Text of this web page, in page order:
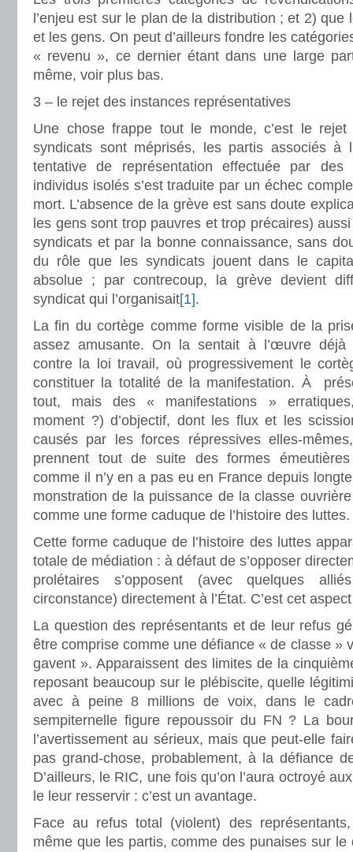
l’enjeu est sur le plan de la distribution ; et 2) que
et les gens. On peut d’ailleurs fondre les
« revenu », ce dernier étant dans une large
même, voir plus bas.
3 – le rejet des instances représentatives
Une chose frappe tout le monde, c’est le rejet
syndicats sont méprisés, les partis associés à
tentative de représentation effectuée par
individus isolés s’est traduite par un échec
mort. L’absence de la grève est sans doute
les gens sont trop pauvres et trop précaires)
syndicats et par la bonne connaissance, sans
du rôle que les syndicats jouent dans le
absolue ; par contrecoup, la grève devient
syndicat qui l’organisait[1].
La fin du cortège comme forme visible de la
assez amusante. On la sentait à l’œuvre déjà
contre la loi travail, où progressivement le
constituer la totalité de la manifestation. À
tout, mais des « manifestations »
moment ?) d’objectif, dont les flux et les
causés par les forces répressives elles-
prennent tout de suite des formes émeutières
comme il n’y en a pas eu en France depuis
monstration de la puissance de la classe
comme une forme caduque de l’histoire des luttes.
Cette forme caduque de l’histoire des luttes
totale de médiation : à défaut de s’opposer
prolétaires s’opposent (avec quelques
circonstance) directement à l’État. C’est cet aspect
La question des représentants et de leur refus
être comprise comme une défiance « de classe »
gavent ». Apparaissent des limites de la
reposant beaucoup sur le plébiscite, quelle
avec à peine 8 millions de voix, dans le
sempiternelle figure repoussoir du FN ? La
l’avertissement au sérieux, mais que peut-elle
pas grand-chose, probablement, à la défiance
D’ailleurs, le RIC, une fois qu’on l’aura octroyé
le leur resservir : c’est un avantage.
Face au refus total (violent) des
même que les partis, comme des punaises sur le